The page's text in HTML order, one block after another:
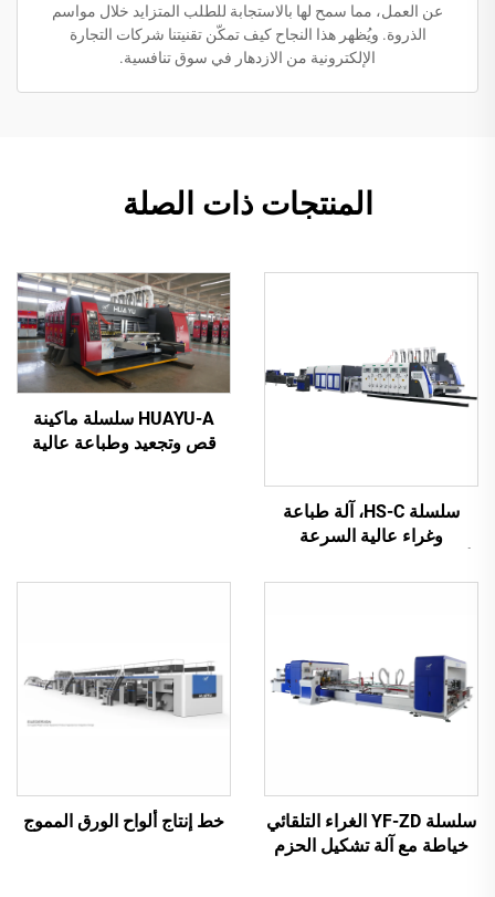
عن العمل، مما سمح لها بالاستجابة للطلب المتزايد خلال مواسم
الذروة. ويُظهر هذا النجاح كيف تمكّن تقنيتنا شركات التجارة
الإلكترونية من الازدهار في سوق تنافسية.
المنتجات ذات الصلة
سلسلة HS-C، آلة طباعة
وغراء عالية السرعة
تلقائية
HUAYU-A سلسلة ماكينة
قص وتجعيد وطباعة عالية
سلسلة YF-ZD الغراء التلقائي
خياطة مع آلة تشكيل الحزم
خط إنتاج ألواح الورق المموج